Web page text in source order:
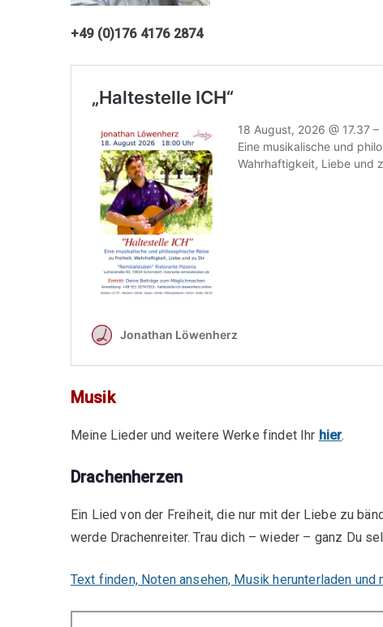
+49 (0)176 4176 2874
Musik
Meine Lieder und weitere Werke findet Ihr hier.
Drachenherzen
Ein Lied von der Freiheit, die nur mit der Liebe zu
werde Drachenreiter. Trau dich – wieder – ganz Du
Text finden, Noten ansehen, Musik herunterladen und